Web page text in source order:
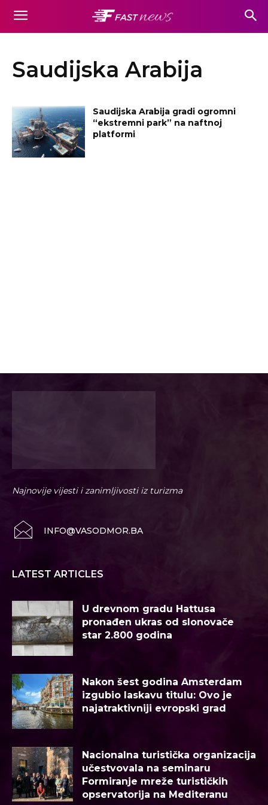
Saudijska Arabija
Saudijska Arabija gradi ogromni
“ekstremni park” na naftnoj
platformi
Najnovije vijesti i zanimljivosti iz turizma
INFO@VASODMOR.BA
LATEST ARTICLES
U drevnom gradu Hattusa
pronađen ukras od slonovače
star 2.800 godina
Nakon šest godina Amsterdam
izgubio laskavu titulu: Ovo je
najatraktivniji evropski grad
Nacionalna turistička organizacija
učestvovala na seminaru
Formiranje mreže turističkih
opservatorija na Mediteranu